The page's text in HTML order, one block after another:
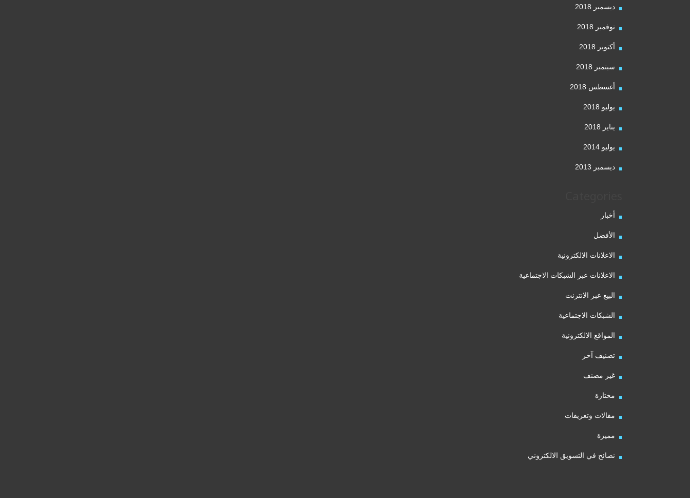
ديسمبر 2018
نوفمبر 2018
أكتوبر 2018
سبتمبر 2018
أغسطس 2018
يوليو 2018
يناير 2018
يوليو 2014
ديسمبر 2013
أخبار
الأفضل
الاعلانات الالكترونية
الاعلانات عبر الشبكات الاجتماعية
البيع عبر الانترنت
الشبكات الاجتماعية
المواقع الالكترونية
تصنيف آخر
غير مصنف
مختارة
مقالات وتعريفات
مميزة
نصائح في التسويق الالكتروني